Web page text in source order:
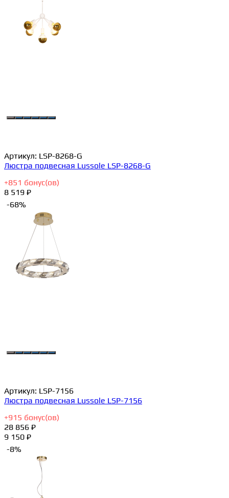
Артикул: LSP-8268-G
Люстра подвесная Lussole LSP-8268-G
+851 бонус(ов)
8 519 ₽
-68%
Артикул: LSP-7156
Люстра подвесная Lussole LSP-7156
+915 бонус(ов)
28 856 ₽
9 150 ₽
-8%